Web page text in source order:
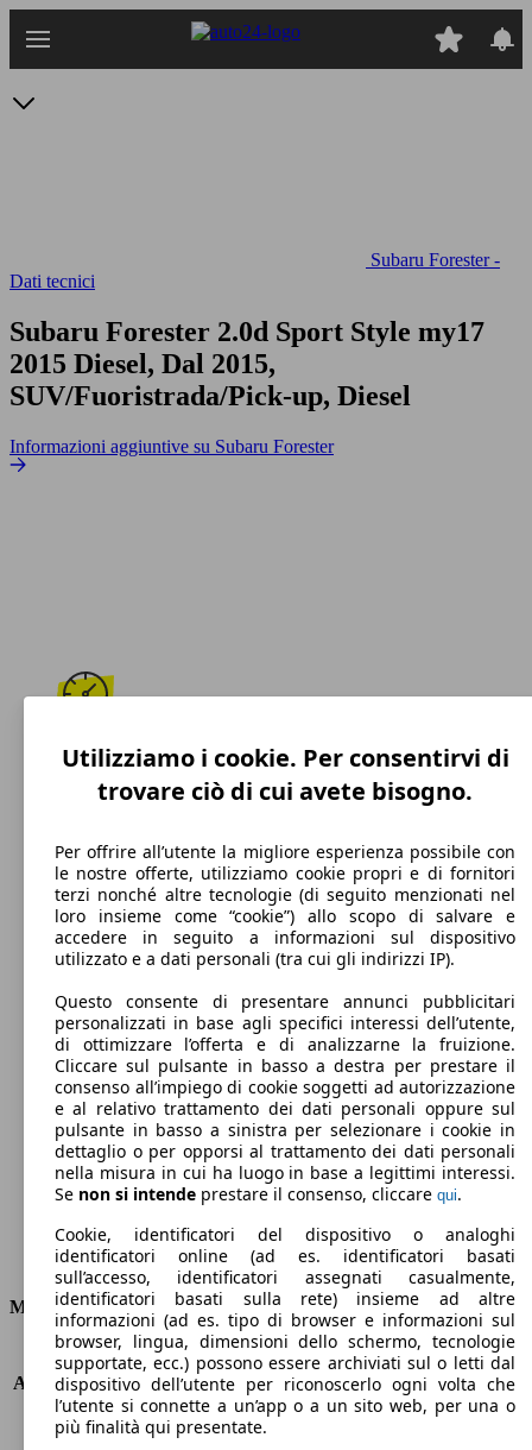
Subaru Forester -
Dati tecnici
Subaru Forester 2.0d Sport Style my17
2015 Diesel, Dal 2015,
SUV/Fuoristrada/Pick-up, Diesel
Informazioni aggiuntive su Subaru Forester
190 km/h
Velocità massima
Diesel
Carburante
152 g/km
Emissioni di CO2 (combinato)*
Consumi
Motore e Prestazioni
KW (PS)
108 kW (147 PS)
Accelerazione (0-100 km/h)
9.9s
Velocità massima (km/h)
190 km/h
Numero di marce
6
Utilizziamo i cookie. Per consentirvi di
trovare ciò di cui avete bisogno.
Per offrire all’utente la migliore esperienza possibile con
le nostre offerte, utilizziamo cookie propri e di fornitori
terzi nonché altre tecnologie (di seguito menzionati nel
loro insieme come “cookie”) allo scopo di salvare e
accedere in seguito a informazioni sul dispositivo
utilizzato e a dati personali (tra cui gli indirizzi IP).
Questo consente di presentare annunci pubblicitari
personalizzati in base agli specifici interessi dell’utente,
di ottimizzare l’offerta e di analizzarne la fruizione.
Cliccare sul pulsante in basso a destra per prestare il
consenso all’impiego di cookie soggetti ad autorizzazione
e al relativo trattamento dei dati personali oppure sul
pulsante in basso a sinistra per selezionare i cookie in
dettaglio o per opporsi al trattamento dei dati personali
nella misura in cui ha luogo in base a legittimi interessi.
Se non si intende prestare il consenso, cliccare qui.
Cookie, identificatori del dispositivo o analoghi
identificatori online (ad es. identificatori basati
sull’accesso, identificatori assegnati casualmente,
identificatori basati sulla rete) insieme ad altre
informazioni (ad es. tipo di browser e informazioni sul
browser, lingua, dimensioni dello schermo, tecnologie
supportate, ecc.) possono essere archiviati sul o letti dal
dispositivo dell’utente per riconoscerlo ogni volta che
l’utente si connette a un’app o a un sito web, per una o
più finalità qui presentate.